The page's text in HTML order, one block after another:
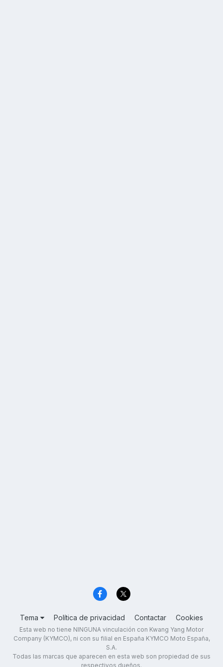
Tema Política de privacidad Contactar Cookies
Esta web no tiene NINGUNA vinculación con Kwang Yang Motor
Company (KYMCO), ni con su filial en España KYMCO Moto España,
S.A.
Todas las marcas que aparecen en esta web son propiedad de sus
respectivos dueños.